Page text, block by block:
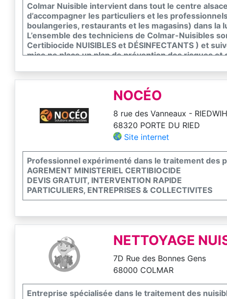
Colmar Nuisible intervient dans tout le centre
d’accompagner les particuliers et les
boulangeries, restaurants et les magasins) dans la
L’ensemble des techniciens de Colmar-Nuisibles
Certibiocide NUISIBLES et DÉSINFECTANTS ) et
mise ne place un plan de prévention des risques
NOCÉO
8 rue des Vanneaux -
68320 PORTE DU RIED
Site internet
Professionnel expérimenté dans le traitement des
AGREMENT MINISTERIEL CERTIBIOCIDE
DEVIS GRATUIT, INTERVENTION RAPIDE
PARTICULIERS, ENTREPRISES & COLLECTIVITES
NETTOYAGE
7D Rue des Bonnes Gens
68000 COLMAR
Entreprise spécialisée dans le traitement des